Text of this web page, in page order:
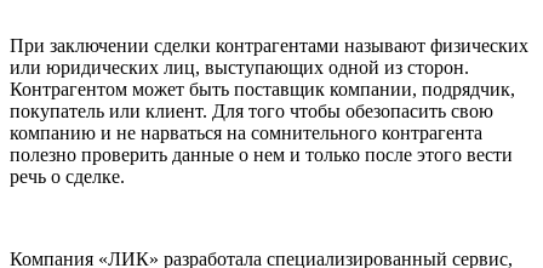
При заключении сделки контрагентами называют физических
или юридических лиц, выступающих одной из сторон.
Контрагентом может быть поставщик компании, подрядчик,
покупатель или клиент. Для того чтобы обезопасить свою
компанию и не нарваться на сомнительного контрагента
полезно проверить данные о нем и только после этого вести
речь о сделке.
Компания «ЛИК» разработала специализированный сервис,